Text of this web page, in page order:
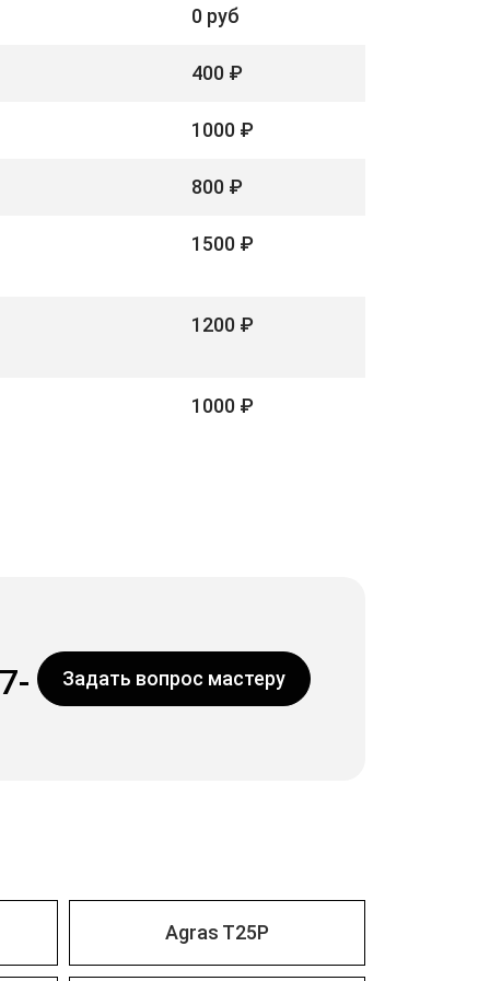
0 руб
400 ₽
1000 ₽
800 ₽
1500 ₽
1200 ₽
1000 ₽
Задать вопрос мастеру
Agras T25P